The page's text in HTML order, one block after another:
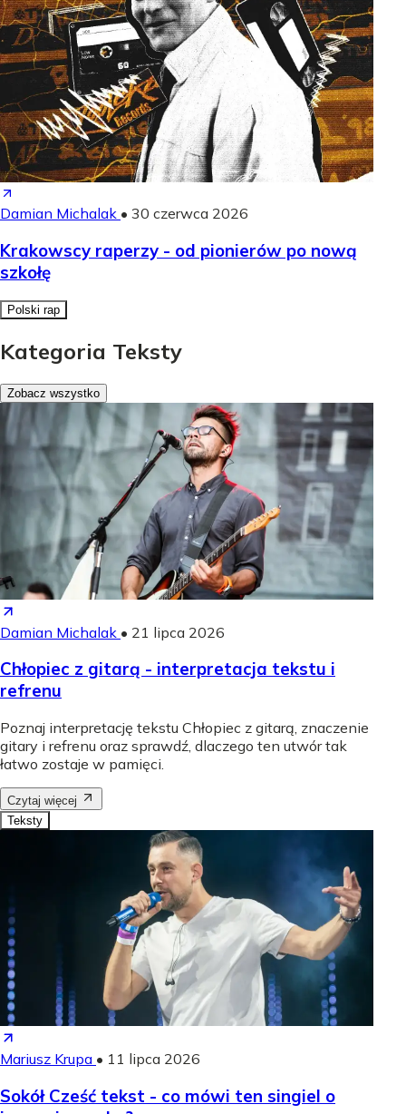
Damian Michalak • 30 czerwca 2026
Krakowscy raperzy - od pionierów po nową
szkołę
Polski rap
Kategoria Teksty
Zobacz wszystko
Damian Michalak • 21 lipca 2026
Chłopiec z gitarą - interpretacja tekstu i
refrenu
Poznaj interpretację tekstu Chłopiec z gitarą, znaczenie
gitary i refrenu oraz sprawdź, dlaczego ten utwór tak
łatwo zostaje w pamięci.
Czytaj więcej
Teksty
Mariusz Krupa • 11 lipca 2026
Sokół Cześć tekst - co mówi ten singiel o